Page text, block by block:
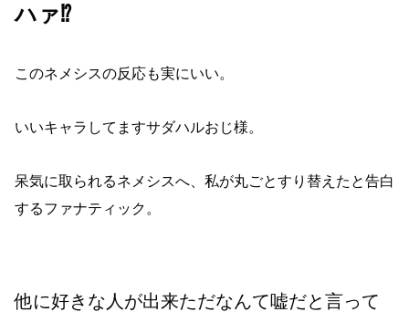
ハァ⁉︎
このネメシスの反応も実にいい。
いいキャラしてますサダハルおじ様。
呆気に取られるネメシスへ、私が丸ごとすり替えたと告白
するファナティック。
他に好きな人が出来ただなんて嘘だと言って